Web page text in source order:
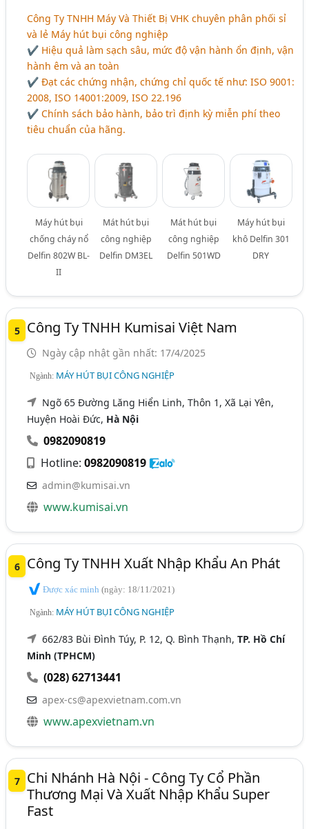
Công Ty TNHH Máy Và Thiết Bị VHK chuyên phân phối sỉ
và lẻ Máy hút bụi công nghiệp
✔ Hiệu quả làm sạch sâu, mức độ vận hành ổn định, vận
hành êm và an toàn
✔ Đạt các chứng nhận, chứng chỉ quốc tế như: ISO 9001:
2008, ISO 14001:2009, ISO 22.196
✔ Chính sách bảo hành, bảo trì định kỳ miễn phí theo
tiêu chuẩn của hãng.
Máy hút bụi
chống cháy nổ
Delfin 802W BL-
II
Mát hút bụi
công nghiệp
Delfin DM3EL
Mát hút bụi
công nghiệp
Delfin 501WD
Máy hút bụi
khô Delfin 301
DRY
5 Công Ty TNHH Kumisai Việt Nam
Ngày cập nhật gần nhất: 17/4/2025
Ngành: MÁY HÚT BỤI CÔNG NGHIỆP
Ngõ 65 Đường Lăng Hiển Linh, Thôn 1, Xã Lại Yên,
Huyện Hoài Đức, Hà Nội
0982090819
Hotline:0982090819
admin@kumisai.vn
www.kumisai.vn
6 Công Ty TNHH Xuất Nhập Khẩu An Phát
Được xác minh(ngày: 18/11/2021)
Ngành: MÁY HÚT BỤI CÔNG NGHIỆP
662/83 Bùi Đình Túy, P. 12, Q. Bình Thạnh,TP. Hồ Chí
Minh (TPHCM)
(028) 62713441
apex-cs@apexvietnam.com.vn
www.apexvietnam.vn
7
Chi Nhánh Hà Nội - Công Ty Cổ Phần
Thương Mại Và Xuất Nhập Khẩu Super
Fast